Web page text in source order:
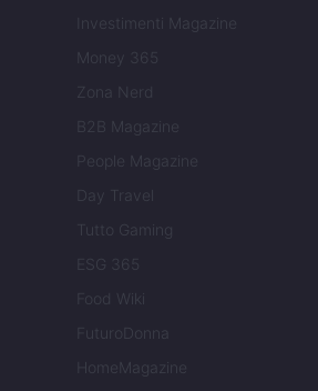
Investimenti Magazine
Money 365
Zona Nerd
B2B Magazine
People Magazine
Day Travel
Tutto Gaming
ESG 365
Food Wiki
FuturoDonna
HomeMagazine